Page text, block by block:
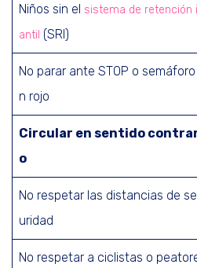
Niños sin el sistema de retención
antil (SRI)
No parar ante STOP o
n rojo
Circular en sentido
o
No respetar las distancias de
uridad
No respetar a ciclistas o